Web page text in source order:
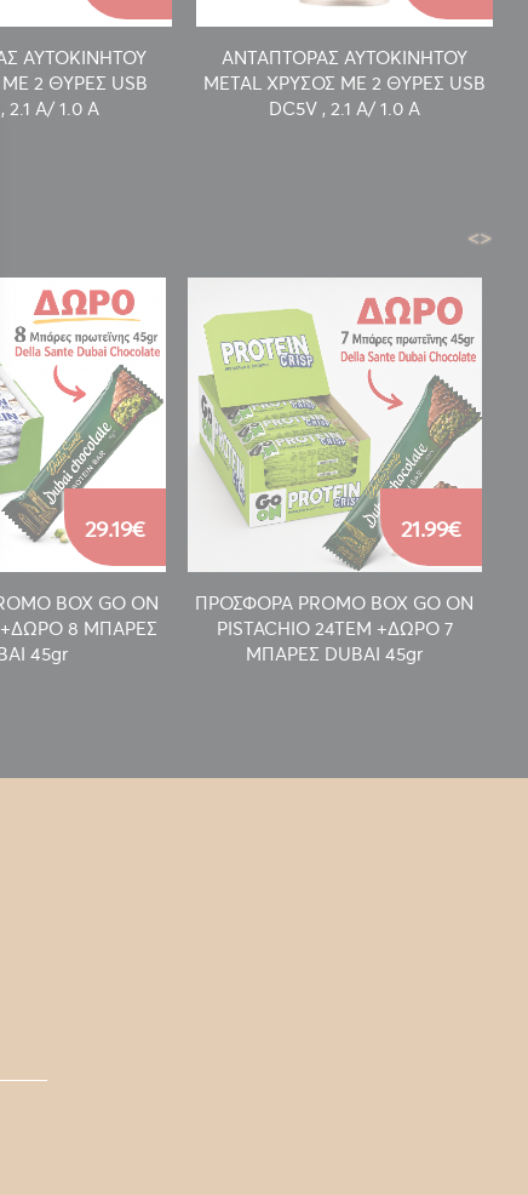
ΑΥΤΟΚΙΝΗΤΟΥ
ΜΕ 2 ΘΥΡΕΣ USB
2.1 A/ 1.0 A
ΑΝΤΑΠΤΟΡΑΣ ΑΥΤΟΚΙΝΗΤΟΥ
METAL ΧΡΥΣΟΣ ΜΕ 2 ΘΥΡΕΣ USB
DC5V , 2.1 A/ 1.0 A
BOX GO ON
+ΔΩΡΟ 8 ΜΠΑΡΕΣ
45gr
29.19€
ΠΡΟΣΦΟΡΑ PROMO BOX GO ON
PISTACHIO 24TEM +ΔΩΡΟ 7
ΜΠΑΡΕΣ DUBAI 45gr
21.99€
<>